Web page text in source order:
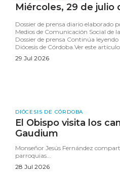
Miércoles, 29 de julio
Dossier de prensa diario elaborado
Medios de Comunicación Social de
Dossier de prensa Continúa
Diócesis de Córdoba.Ver este artículo
29 Jul 2026
DIÓCESIS DE CÓRDOBA
El Obispo visita los
Gaudium
Monseñor Jesús Fernández
parroquias...
28 Jul 2026